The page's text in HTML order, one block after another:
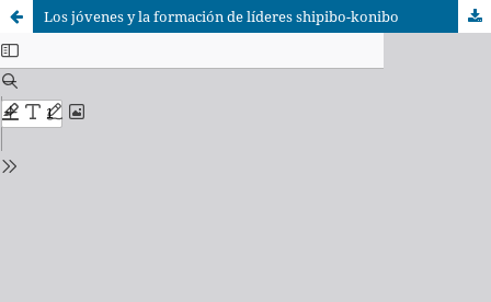
Los jóvenes y la formación de líderes shipibo-konibo